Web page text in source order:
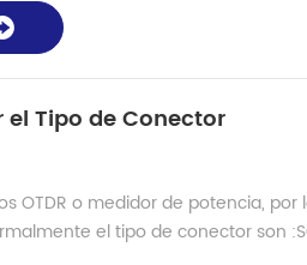
el Tipo de Conector
OTDR o medidor de potencia,
el tipo de conector son